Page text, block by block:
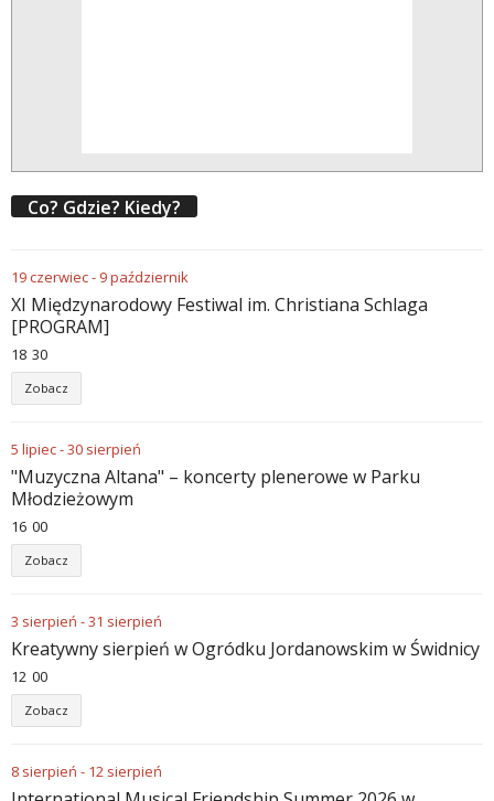
Co? Gdzie? Kiedy?
19czerwiec- 9październik
XI Międzynarodowy Festiwal im. Christiana Schlaga
[PROGRAM]
18 30
Zobacz
5 lipiec-30 sierpień
"Muzyczna Altana" – koncerty plenerowe w Parku
Młodzieżowym
16 00
Zobacz
3 sierpień -31 sierpień
Kreatywny sierpień w Ogródku Jordanowskim w Świdnicy
12 00
Zobacz
8 sierpień - 12 sierpień